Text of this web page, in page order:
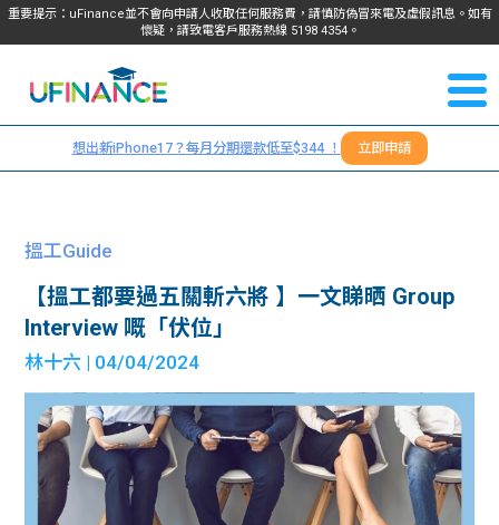
重要提示：uFinance並不會向申請人收取任何服務費，請慎防偽冒來電及虛假訊息。如有
懷疑，請致電客戶服務熱線 5198 4354。
我們
服務
貸款
貸款
計算
資訊
Blog
大專
常見
問題
們
＋
想出新iPhone17？每月分期還款低至$344 ！ 立即申請
搵工Guide
【搵工都要過五關斬六將 】一文睇晒 Group
Interview 嘅「伏位」
林十六 | 04/04/2024